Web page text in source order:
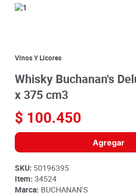
9
queso
10. papa
Vinos Y Licores
Whisky Buchanan's
x 375 cm3
$ 100.450
Agregar
SKU: 50196395
Item:34524
Marca: BUCHANAN'S